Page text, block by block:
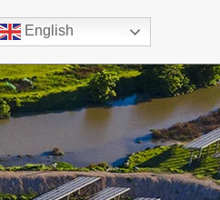
English